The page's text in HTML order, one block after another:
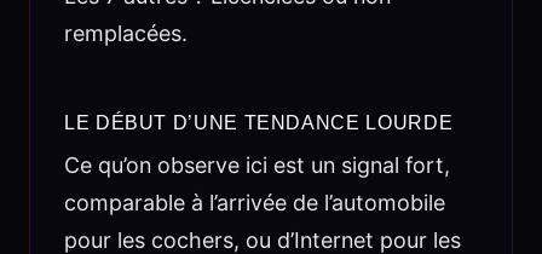
remplacées.
LE DÉBUT D’UNE TENDANCE LOURDE
Ce qu’on observe ici est un signal fort,
comparable à l’arrivée de l’automobile
pour les cochers, ou d’Internet pour les